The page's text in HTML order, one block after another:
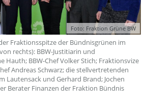
Foto: Fraktion Grüne BW
Fraktionsspitze der Bündnisgrünen im
rechts): BBW-Justitiarin und
Hauth; BBW-Chef Volker Stich; Fraktionsvize
Andreas Schwarz; die stellvertretenden
Lautensack und Gerhard Brand; Jochen
Berater Finanzen der Fraktion Bündnis